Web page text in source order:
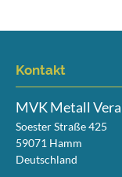
Kontakt
MVK Metall
Soester Straße 425
59071 Hamm
Deutschland